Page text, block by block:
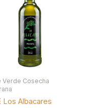
Verde Cosecha
Los Albacares